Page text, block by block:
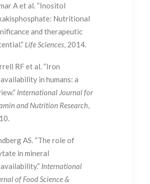
A et al. “Inositol
Nutritional
and therapeutic
Life Sciences, 2014.
RF et al. “Iron
in humans: a
International Journal for
and Nutrition Research,
AS. “The role of
in mineral
International
of Food Science &